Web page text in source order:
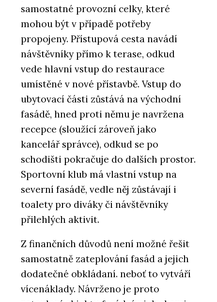
samostatné provozní celky, které
mohou být v případě potřeby
propojeny. Přístupová cesta navádí
návštěvníky přímo k terase, odkud
vede hlavní vstup do restaurace
umístěné v nové přístavbě. Vstup do
ubytovací části zůstává na východní
fasádě, hned proti němu je navržena
recepce (sloužící zároveň jako
kancelář správce), odkud se po
schodišti pokračuje do dalších prostor.
Sportovní klub má vlastní vstup na
severní fasádě, vedle něj zůstávají i
toalety pro diváky či návštěvníky
přilehlých aktivit.
Z finančních důvodů není možné řešit
samostatně zateplování fasád a jejich
dodatečné obkládaní. neboť to vytváří
vícenáklady. Návrženo je proto